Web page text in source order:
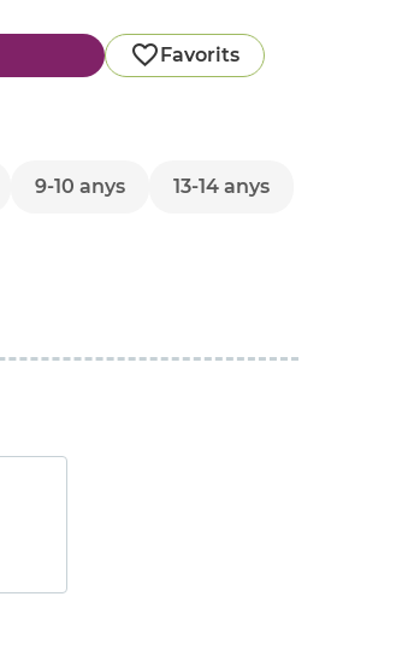
Favorits
9-10 anys
13-14 anys